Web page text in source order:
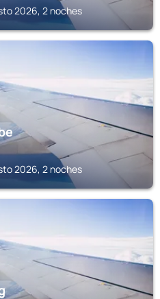
2026, 2 noches
2026, 2 noches